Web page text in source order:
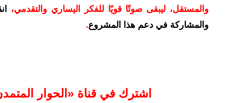
والمستقل، ليبقى صوتًا قويًا للفكر اليساري والتقدمي،
والمشاركة في دعم هذا المشروع.
اشترك في قناة ‫«الحوار